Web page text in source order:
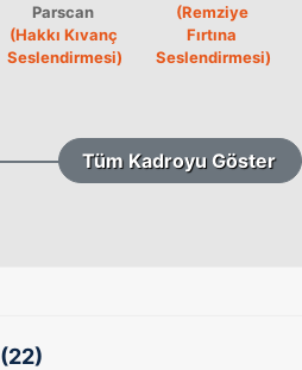
Parscan
(Hakkı Kıvanç
Seslendirmesi)
(Remziye
Fırtına
Seslendirmesi)
Tüm Kadroyu Göster
(22)